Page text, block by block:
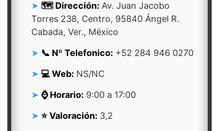
🗺️ Dirección: Av. Juan Jacobo
Torres 238, Centro, 95840 Ángel R.
Cabada, Ver., México
📞 Nº Telefonico: +52 284 946 0270
💻 Web: NS/NC
⌚ Horario: 9:00 a 17:00
⭐ Valoración: 3,2